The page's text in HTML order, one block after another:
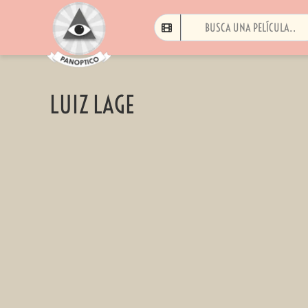
LUIZ LAGE